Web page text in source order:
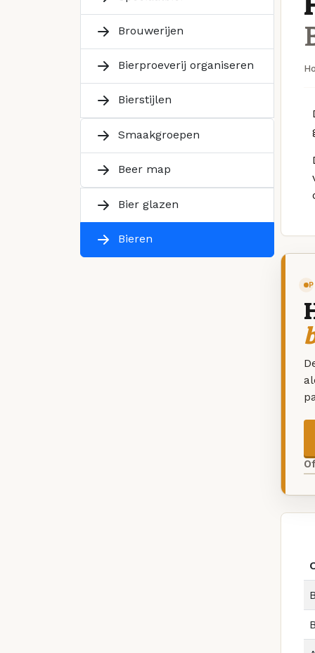
Brouwerijen
Bierproeverij organiseren
Bierstijlen
Smaakgroepen
Beer map
Bier glazen
Bieren